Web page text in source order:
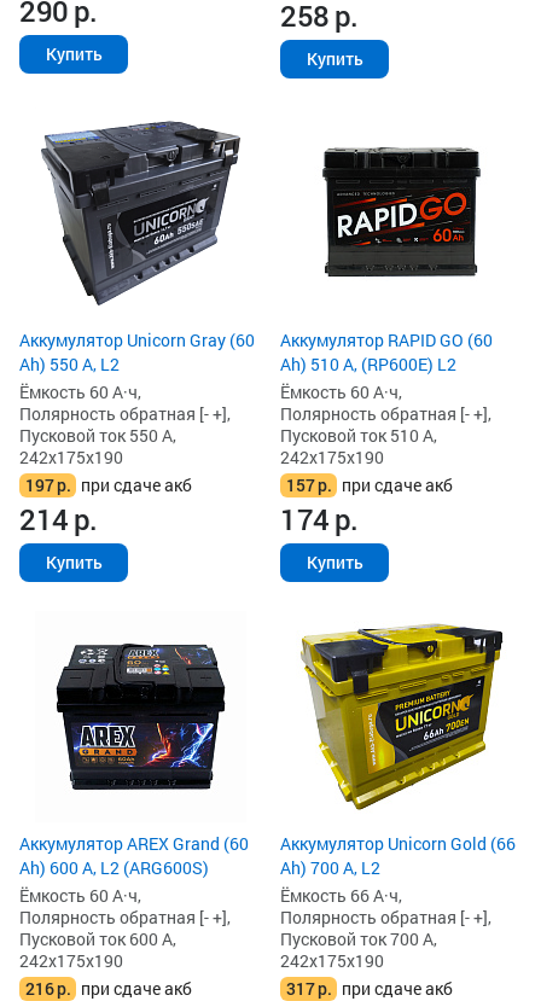
290р.
Купить
258р.
Купить
Аккумулятор Unicorn Gray (60
Ah) 550 А, L2
Ёмкость 60 А·ч,
Полярность обратная [- +],
Пусковой ток 550 А,
242x175x190
197р. при сдаче акб
214р.
Купить
Аккумулятор RAPID GO (60
Ah) 510 А, (RP600E) L2
Ёмкость 60 А·ч,
Полярность обратная [- +],
Пусковой ток 510 А,
242x175x190
157р. при сдаче акб
174р.
Купить
Аккумулятор AREX Grand (60
Ah) 600 А, L2 (ARG600S)
Ёмкость 60 А·ч,
Полярность обратная [- +],
Пусковой ток 600 А,
242x175x190
216р. при сдаче акб
Аккумулятор Unicorn Gold (66
Ah) 700 А, L2
Ёмкость 66 А·ч,
Полярность обратная [- +],
Пусковой ток 700 А,
242x175x190
317р. при сдаче акб